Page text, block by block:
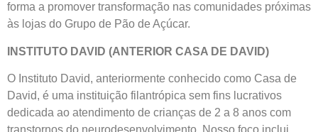
forma a promover transformação nas comunidades próximas
às lojas do Grupo de Pão de Açúcar.
INSTITUTO DAVID (ANTERIOR CASA DE DAVID)
O Instituto David, anteriormente conhecido como Casa de
David, é uma instituição filantrópica sem fins lucrativos
dedicada ao atendimento de crianças de 2 a 8 anos com